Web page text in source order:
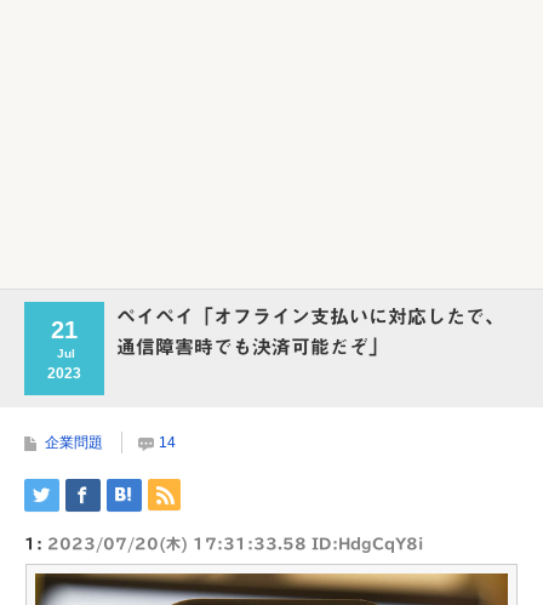
21
Jul
2023
ペイペイ「オフライン支払いに対応したで、
通信障害時でも決済可能だぞ」
企業問題 14
1: 2023/07/20(木) 17:31:33.58 ID:HdgCqY8i